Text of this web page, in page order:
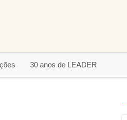
30 anos de LEADER